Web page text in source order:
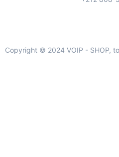
Copyright © 2024 VOIP - SHOP,